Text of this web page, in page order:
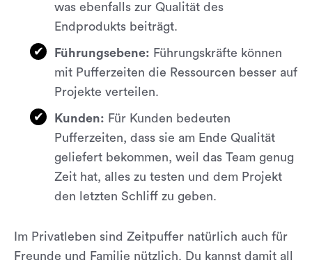
was ebenfalls zur Qualität des
Endprodukts beiträgt.
Führungsebene: Führungskräfte können
mit Pufferzeiten die Ressourcen besser auf
Projekte verteilen.
Kunden: Für Kunden bedeuten
Pufferzeiten, dass sie am Ende Qualität
geliefert bekommen, weil das Team genug
Zeit hat, alles zu testen und dem Projekt
den letzten Schliff zu geben.
Im Privatleben sind Zeitpuffer natürlich auch für
Freunde und Familie nützlich. Du kannst damit all